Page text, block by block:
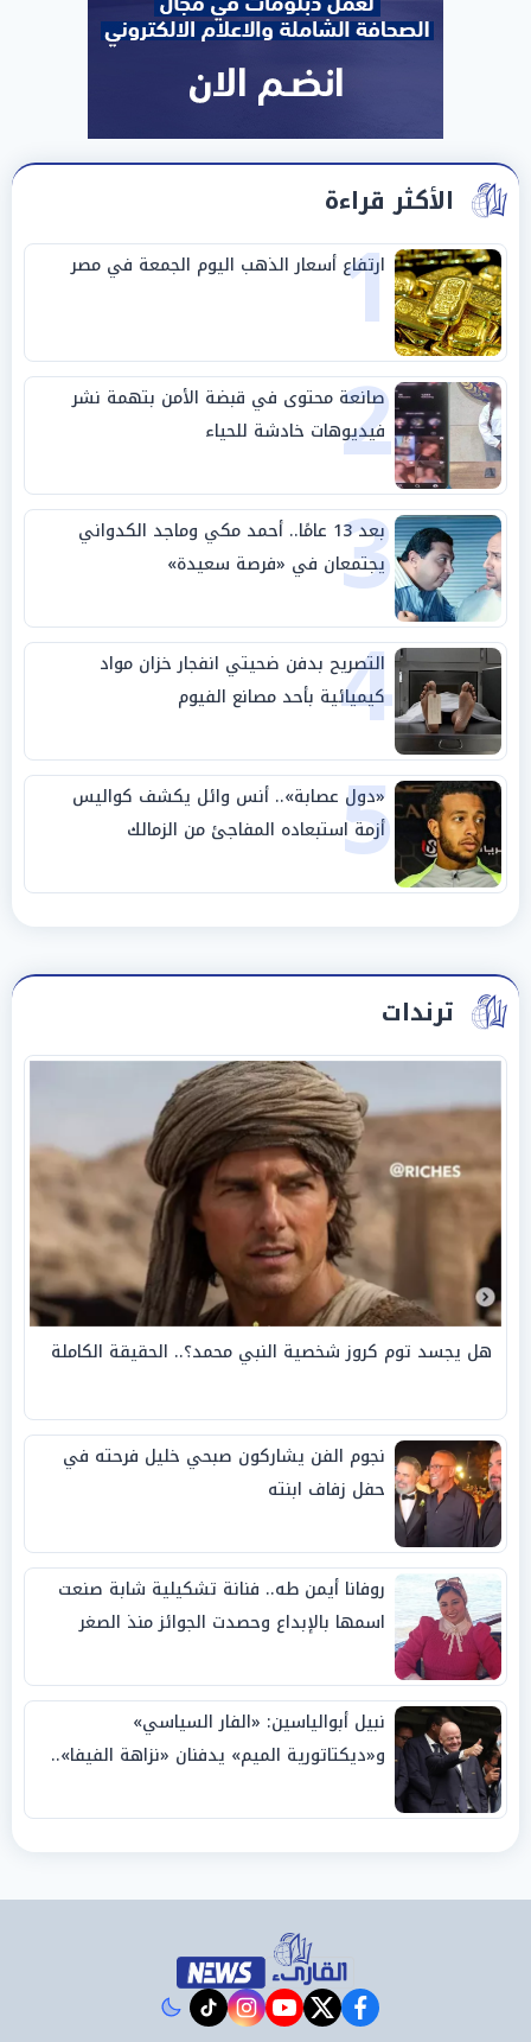
الأكثر قراءة
1
ارتفاع أسعار الذهب اليوم الجمعة في مصر
2
صانعة محتوى في قبضة الأمن بتهمة نشر
فيديوهات خادشة للحياء
3 بعد 13 عامًا.. أحمد مكي وماجد الكدواني
يجتمعان في «فرصة سعيدة»
4
التصريح بدفن ضحيتي انفجار خزان مواد
كيميائية بأحد مصانع الفيوم
5
«دول عصابة».. أنس وائل يكشف كواليس
أزمة استبعاده المفاجئ من الزمالك
ترندات
هل يجسد توم كروز شخصية النبي محمد؟.. الحقيقة الكاملة
نجوم الفن يشاركون صبحي خليل فرحته في
حفل زفاف ابنته
روفانا أيمن طه.. فنانة تشكيلية شابة صنعت
اسمها بالإبداع وحصدت الجوائز منذ الصغر
نبيل أبوالياسين: «الفار السياسي»
و«ديكتاتورية الميم» يدفنان «نزاهة الفيفا»..
facebook
twitter
youtube
instagram
tiktok